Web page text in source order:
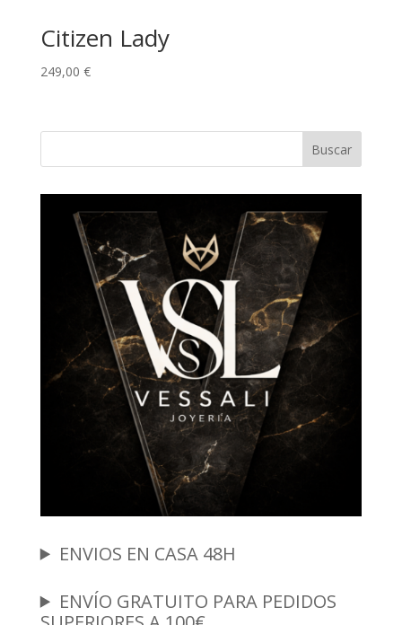
Citizen Lady
249,00 €
Buscar
ENVIOS EN CASA 48H
ENVÍO GRATUITO PARA PEDIDOS